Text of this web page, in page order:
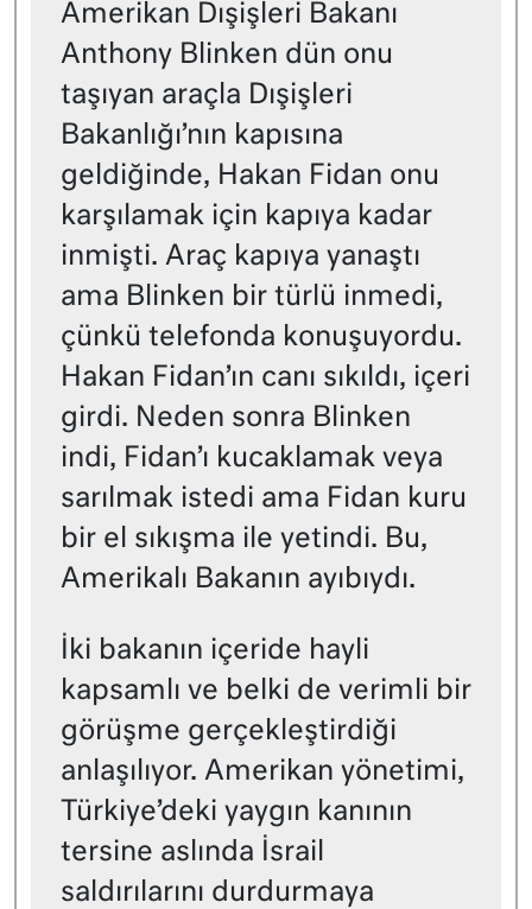
Amerikan Dışişleri Bakanı
Anthony Blinken dün onu
taşıyan araçla Dışişleri
Bakanlığı’nın kapısına
geldiğinde, Hakan Fidan onu
karşılamak için kapıya kadar
inmişti. Araç kapıya yanaştı
ama Blinken bir türlü inmedi,
çünkü telefonda konuşuyordu.
Hakan Fidan’ın canı sıkıldı, içeri
girdi. Neden sonra Blinken
indi, Fidan’ı kucaklamak veya
sarılmak istedi ama Fidan kuru
bir el sıkışma ile yetindi. Bu,
Amerikalı Bakanın ayıbıydı.
İki bakanın içeride hayli
kapsamlı ve belki de verimli bir
görüşme gerçekleştirdiği
anlaşılıyor. Amerikan yönetimi,
Türkiye’deki yaygın kanının
tersine aslında İsrail
saldırılarını durdurmaya